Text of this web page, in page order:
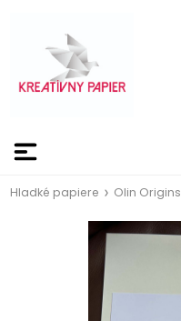
Hladké papiere Olin Origins